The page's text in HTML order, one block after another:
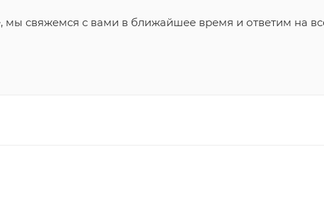
мы свяжемся с вами в ближайшее время и ответим на